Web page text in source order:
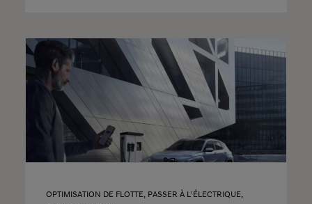
OPTIMISATION DE FLOTTE, PASSER À L'ÉLECTRIQUE,